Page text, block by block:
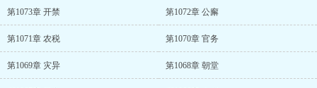
第1073章 开禁 第1072章 公廨
第1071章 农税 第1070章 官务
第1069章 灾异 第1068章 朝堂